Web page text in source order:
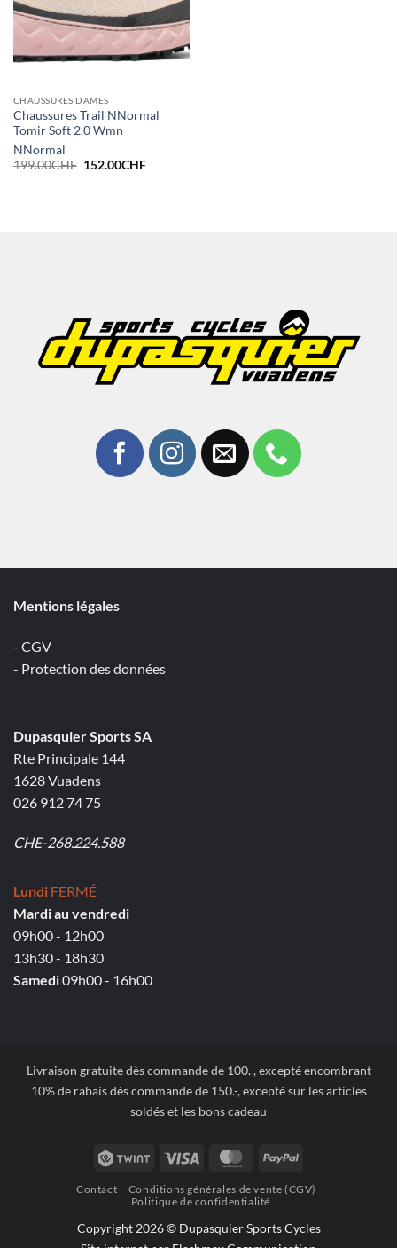
CHAUSSURES DAMES
Chaussures Trail NNormal
Tomir Soft 2.0 Wmn
NNormal
199.00CHF Le
152.00CHFLe
Mentions légales
- CGV
- Protection des données
Dupasquier Sports SA
Rte Principale 144
1628 Vuadens
026 912 74 75
CHE-268.224.588
Lundi FERMÉ
Mardi au vendredi
09h00 - 12h00
13h30 - 18h30
Samedi09h00 - 16h00
Livraison gratuite dès commande de 100.-, excepté encombrant
10% de rabais dès commande de 150.-, excepté sur les articles
soldés et les bons cadeau
Twint Visa MasterCardPayPal
Contact
Conditions générales de vente (CGV)
Politique de confidentialité
Copyright 2026 © Dupasquier Sports Cycles